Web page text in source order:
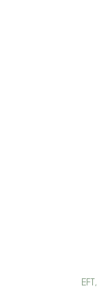
EFT,